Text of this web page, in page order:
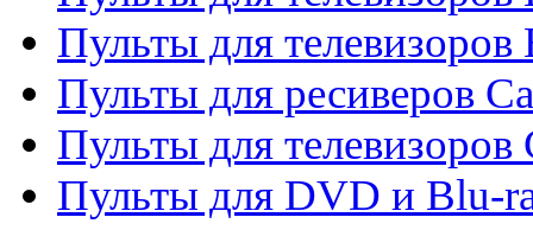
Пульты для телевизоров
Пульты для ресиверов
Пульты для телевизоров
Пульты для DVD и Blu-